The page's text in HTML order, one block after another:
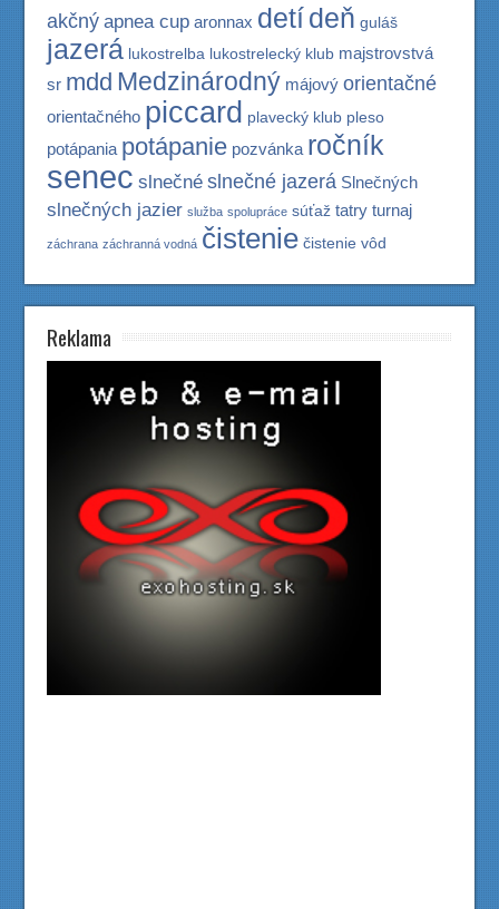
akčný apnea cup aronnax detídeň guláš
jazerá lukostrelba lukostrelecký klub majstrovstvá
sr mdd Medzinárodný májový orientačné
orientačného piccard plavecký klub pleso
potápania potápanie pozvánka ročník
senec slnečné slnečné jazerá Slnečných
slnečných jazier služba spolupráce súťaž tatry turnaj
záchrana záchranná vodná čistenie čistenie vôd
Reklama